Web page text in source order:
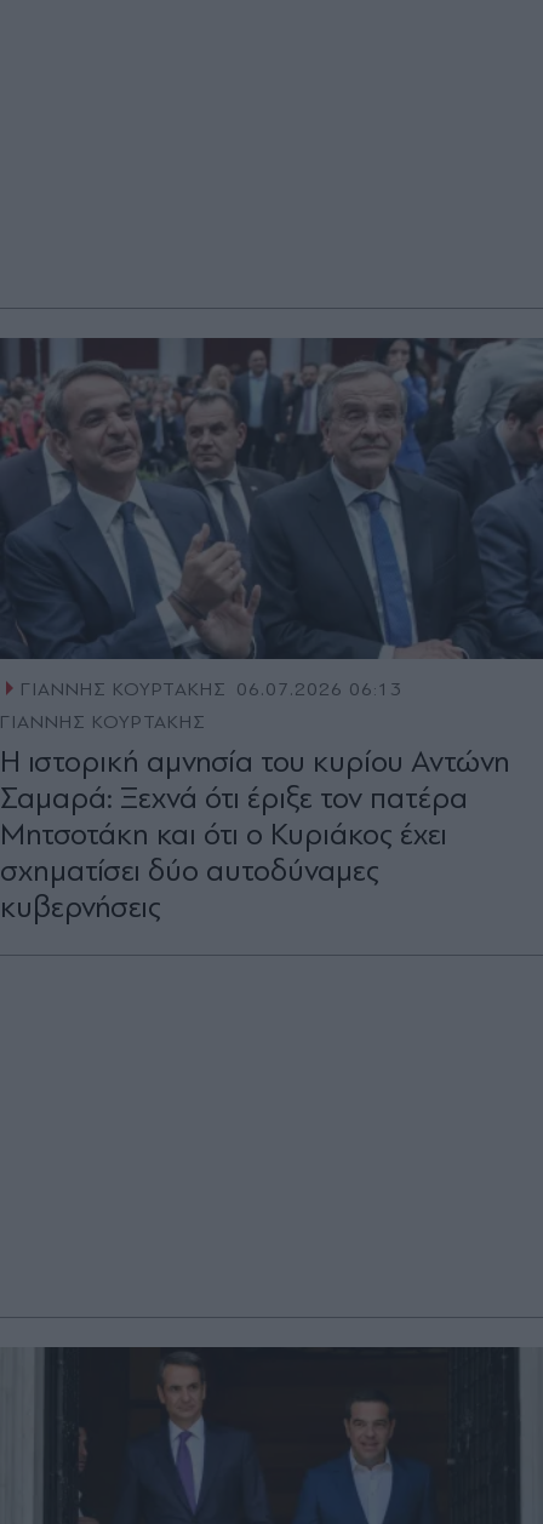
ΓΙΑΝΝΗΣ ΚΟΥΡΤΑΚΗΣ
06.07.2026 06:13
ΓΙΑΝΝΗΣ ΚΟΥΡΤΑΚΗΣ
Η ιστορική αμνησία του κυρίου Αντώνη
Σαμαρά: Ξεχνά ότι έριξε τον πατέρα
Μητσοτάκη και ότι ο Κυριάκος έχει
σχηματίσει δύο αυτοδύναμες
κυβερνήσεις